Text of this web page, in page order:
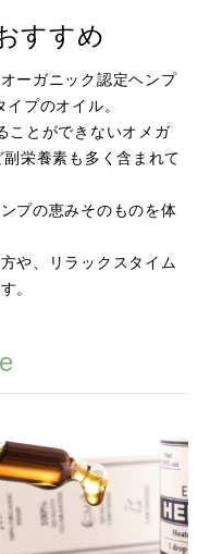
すすめ
ーガニック認定ヘンプ
プのオイル。
ことができないオメガ
栄養素も多く含まれて
プの恵みそのものを体
や、リラックスタイム
。